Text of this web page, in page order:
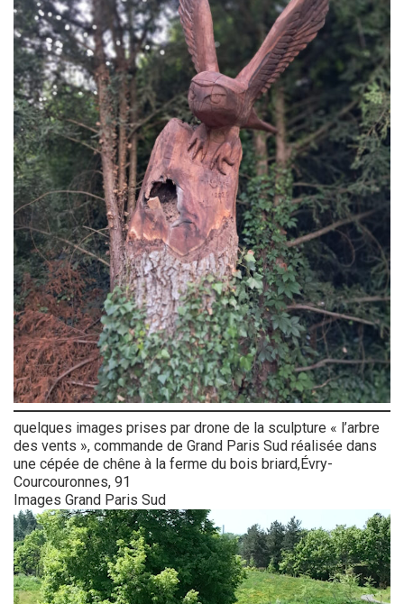
quelques images prises par drone de la sculpture « l’arbre
des vents », commande de Grand Paris Sud réalisée dans
une cépée de chêne à la ferme du bois briard,Évry-
Courcouronnes, 91
Images Grand Paris Sud